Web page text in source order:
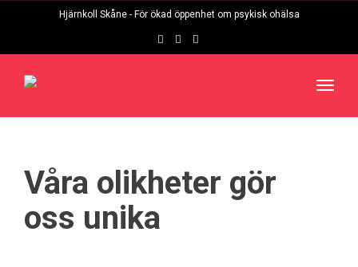
Hjärnkoll Skåne - För ökad öppenhet om psykisk ohälsa
Våra olikheter gör
oss unika